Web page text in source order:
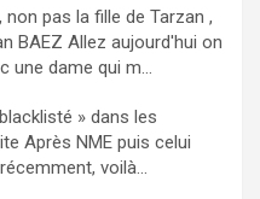
non pas la fille de Tarzan ,
BAEZ Allez aujourd'hui on
une dame qui m...
» dans les
Après NME puis celui
voilà...